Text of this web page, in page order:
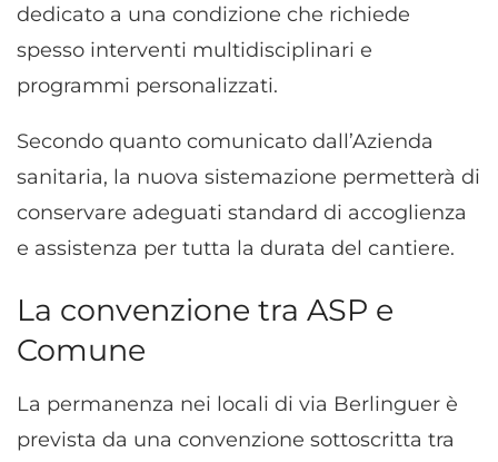
dedicato a una condizione che richiede
spesso interventi multidisciplinari e
programmi personalizzati.
Secondo quanto comunicato dall’Azienda
sanitaria, la nuova sistemazione permetterà di
conservare adeguati standard di accoglienza
e assistenza per tutta la durata del cantiere.
La convenzione tra ASP e
Comune
La permanenza nei locali di via Berlinguer è
prevista da una convenzione sottoscritta tra